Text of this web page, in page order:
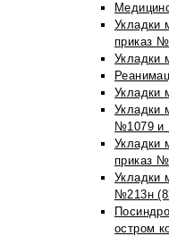
Укладки
приказ
Укладки
Укладки
Укладки
№1079 и
Укладки
приказ
Укладки
№213н
остром